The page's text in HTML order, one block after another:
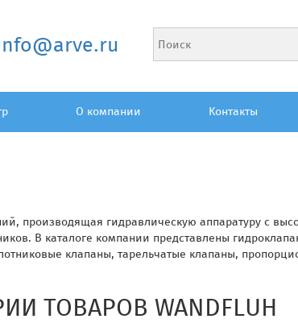
О компании Контакты
производящая гидравлическую аппаратуру с
В каталоге компании представлены
клапаны, тарельчатые клапаны,
ТОВАРОВ WANDFLUH